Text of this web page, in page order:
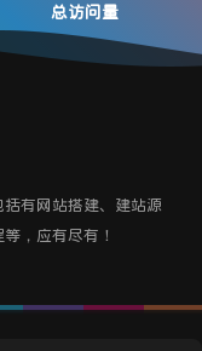
总访问量
有网站搭建、建站源
，应有尽有！